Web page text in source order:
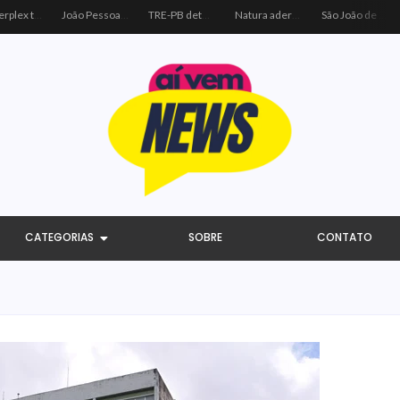
Centerplex traz o combo mais aguardado dos oceanos para estreia de Moana TRE-PB determina remoção de vídeo de Cícero por uso indevido de programa público Natura adere à coalizão do Código de Defesa e Inclusão do Consumidor Negro
CATEGORIAS SOBRE CONTATO